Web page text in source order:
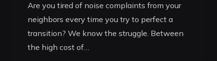
Are you tired of noise complaints from your
neighbors every time you try to perfect a
transition? We know the struggle. Between
the high cost of…